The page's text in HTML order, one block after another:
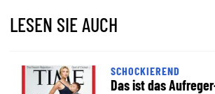
LESEN SIE AUCH
SCHOCKIEREND
Das ist das